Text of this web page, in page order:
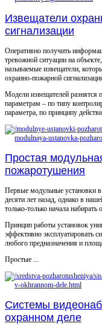
Извещатели
сигнализации
Оперативно получить
тревожной ситуации на
называемые извещатели,
охранно-пожарной
Модели извещателей разнятся
параметрам – по типу
параметра, по принципу
Простая
пожаротушения
Первые модульные установки
десяти лет назад, однако в
только-только начала набирать
Принцип работы установок
эффективно эксплуатировать
любого предназначения и
Простые ...
Системы
охранном деле